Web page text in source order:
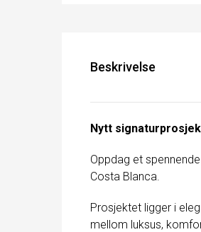
Beskrivelse
Nytt
Oppdag et
Costa Blanca.
Prosjektet ligger i
mellom luksus,